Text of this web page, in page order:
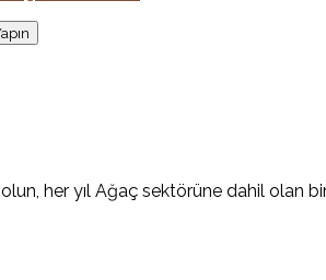
her yıl Ağaç sektörüne dahil olan